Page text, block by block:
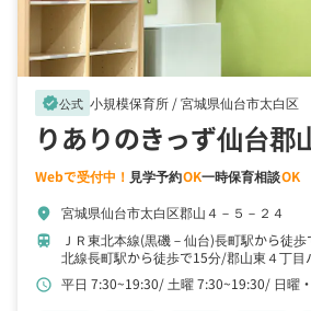
verified公式 小規模保育所 /宮城県仙台市太白区
りありのきっず仙台郡
Webで受付中！ 見学予約OK一時保育相談OK
location_on 宮城県仙台市太白区郡山４－５－２４
train ＪＲ東北本線(黒磯－仙台)長町駅から徒
北線長町駅から徒歩で15分 郡山東４丁目
バスで3分
schedule 平日 7:30~19:30 土曜 7:30~19:30 日曜